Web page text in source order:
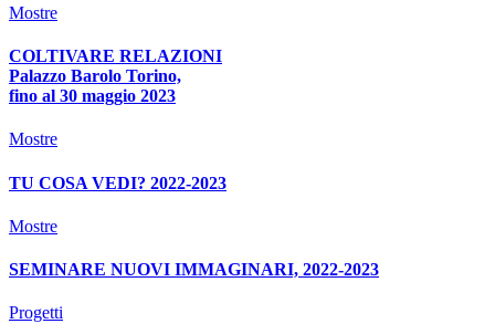
Mostre
COLTIVARE RELAZIONI
Palazzo Barolo Torino,
fino al 30 maggio 2023
Mostre
TU COSA VEDI? 2022-2023
Mostre
SEMINARE NUOVI IMMAGINARI, 2022-2023
Progetti